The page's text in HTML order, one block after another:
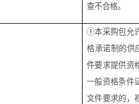
查不合格。
①本采购包允
格承诺制的供
件要求提供资
一般资格条件
文件要求的，